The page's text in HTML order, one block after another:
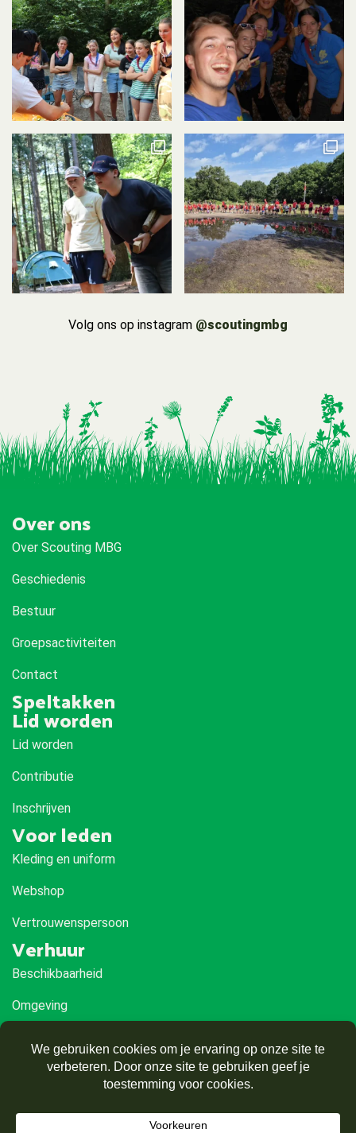
Volg ons op instagram @scoutingmbg
Over ons
Over Scouting MBG
Geschiedenis
Bestuur
Groepsactiviteiten
Contact
Speltakken
Lid worden
Lid worden
Contributie
Inschrijven
Voor leden
Kleding en uniform
Webshop
Vertrouwenspersoon
Verhuur
Beschikbaarheid
Omgeving
VOG